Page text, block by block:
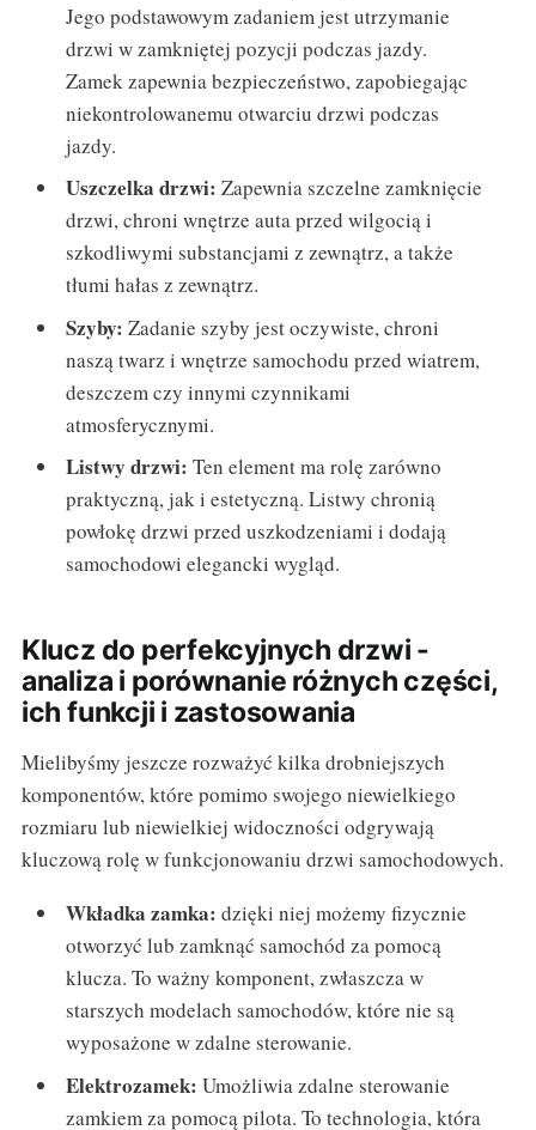
Jego podstawowym zadaniem jest utrzymanie
drzwi w zamkniętej pozycji podczas jazdy.
Zamek zapewnia bezpieczeństwo, zapobiegając
niekontrolowanemu otwarciu drzwi podczas
jazdy.
Uszczelka drzwi: Zapewnia szczelne zamknięcie
drzwi, chroni wnętrze auta przed wilgocią i
szkodliwymi substancjami z zewnątrz, a także
tłumi hałas z zewnątrz.
Szyby: Zadanie szyby jest oczywiste, chroni
naszą twarz i wnętrze samochodu przed wiatrem,
deszczem czy innymi czynnikami
atmosferycznymi.
Listwy drzwi: Ten element ma rolę zarówno
praktyczną, jak i estetyczną. Listwy chronią
powłokę drzwi przed uszkodzeniami i dodają
samochodowi elegancki wygląd.
Klucz do perfekcyjnych drzwi -
analiza i porównanie różnych części,
ich funkcji i zastosowania
Mielibyśmy jeszcze rozważyć kilka drobniejszych
komponentów, które pomimo swojego niewielkiego
rozmiaru lub niewielkiej widoczności odgrywają
kluczową rolę w funkcjonowaniu drzwi samochodowych.
Wkładka zamka: dzięki niej możemy fizycznie
otworzyć lub zamknąć samochód za pomocą
klucza. To ważny komponent, zwłaszcza w
starszych modelach samochodów, które nie są
wyposażone w zdalne sterowanie.
Elektrozamek: Umożliwia zdalne sterowanie
zamkiem za pomocą pilota. To technologia, która